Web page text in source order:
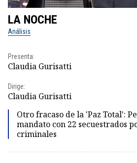
LA NOCHE
Análisis
Presenta:
Claudia Gurisatti
Dirige:
Claudia Gurisatti
Otro fracaso de la 'Paz Total':
mandato con 22 secuestrados
criminales